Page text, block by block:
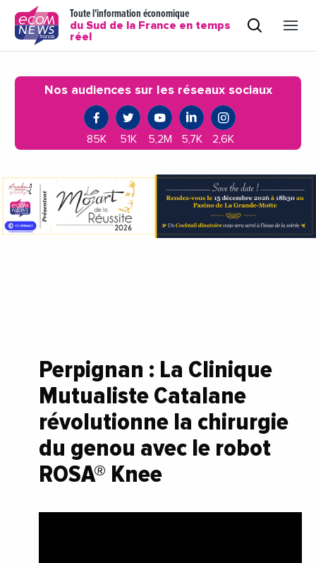
Toute l'information économique
du Sud de la France en temps
réel
Nos audiences sur les réseaux sociaux
85K 51K 5,2M 5,7K 2,6K
Perpignan : La Clinique
Mutualiste Catalane
révolutionne la chirurgie
du genou avec le robot
ROSA® Knee